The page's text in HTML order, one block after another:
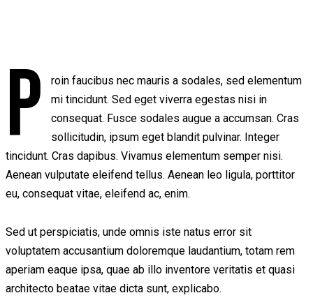
P
roin faucibus nec mauris a sodales, sed elementum
mi tincidunt. Sed eget viverra egestas nisi in
consequat. Fusce sodales augue a accumsan. Cras
sollicitudin, ipsum eget blandit pulvinar. Integer
tincidunt. Cras dapibus. Vivamus elementum semper nisi.
Aenean vulputate eleifend tellus. Aenean leo ligula, porttitor
eu, consequat vitae, eleifend ac, enim.
Sed ut perspiciatis, unde omnis iste natus error sit
voluptatem accusantium doloremque laudantium, totam rem
aperiam eaque ipsa, quae ab illo inventore veritatis et quasi
architecto beatae vitae dicta sunt, explicabo.